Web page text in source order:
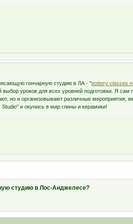
гончарную студию в ЛА - "pottery classes
уроков для всех уровней подготовки. Я сам
но и организовывают различные мероприятия,
и окунись в мир глины и керамики!
студию в Лос-Анджелесе?